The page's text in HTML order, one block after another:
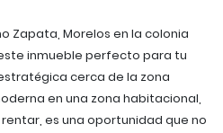
Zapata, Morelos en la colonia
inmueble perfecto para tu
cerca de la zona
en una zona habitacional,
es una oportunidad que no